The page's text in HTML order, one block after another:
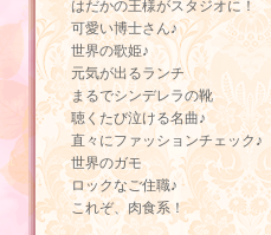
はだかの王様がスタジオに！
可愛い博士さん♪
世界の歌姫♪
元気が出るランチ
まるでシンデレラの靴
聴くたび泣ける名曲♪
直々にファッションチェック♪
世界のガモ
ロックなご住職♪
これぞ、肉食系！